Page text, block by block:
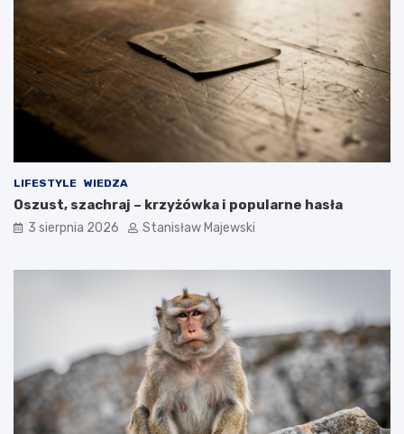
LIFESTYLE WIEDZA
Oszust, szachraj – krzyżówka i popularne hasła
3 sierpnia 2026 Stanisław Majewski